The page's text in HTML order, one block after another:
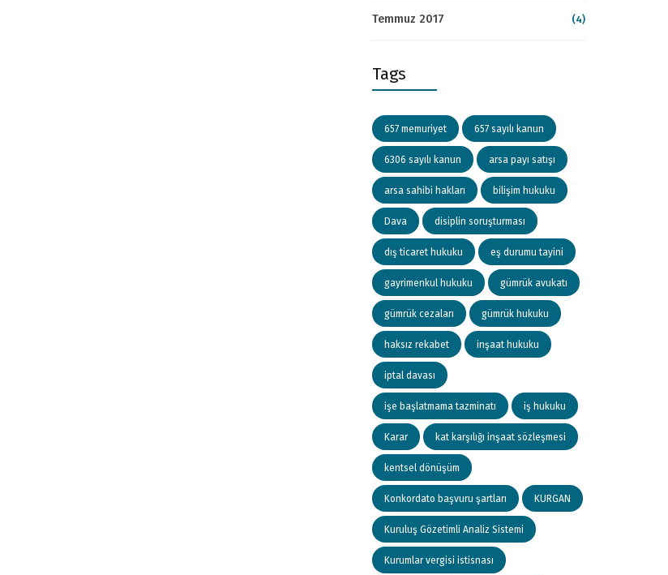
Temmuz 2017 (4)
Tags
657 memuriyet 657 sayılı kanun
6306 sayılı kanun arsa payı satışı
arsa sahibi hakları bilişim hukuku
Dava disiplin soruşturması
dış ticaret hukuku eş durumu tayini
gayrimenkul hukuku gümrük avukatı
gümrük cezaları gümrük hukuku
haksız rekabet inşaat hukuku
iptal davası
işe başlatmama tazminatı iş hukuku
Karar kat karşılığı inşaat sözleşmesi
kentsel dönüşüm
Konkordato başvuru şartları KURGAN
Kuruluş Gözetimli Analiz Sistemi
Kurumlar vergisi istisnası